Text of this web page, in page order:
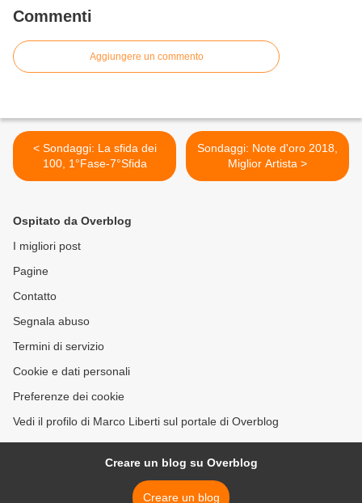
Commenti
Aggiungere un commento
< Sondaggi: La sfida dei
100, 1°Fase-7°Sfida
Sondaggi: Note d'oro 2018,
Miglior Artista >
Ospitato da Overblog
I migliori post
Pagine
Contatto
Segnala abuso
Termini di servizio
Cookie e dati personali
Preferenze dei cookie
Vedi il profilo di Marco Liberti sul portale di Overblog
Creare un blog su Overblog
Creare un blog